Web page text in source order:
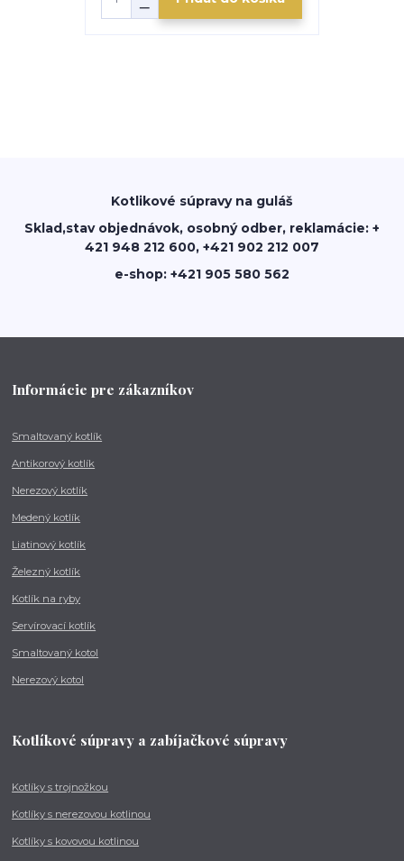
Kotlikové súpravy na guláš
Sklad,stav objednávok, osobný odber, reklamácie: +
421 948 212 600, +421 902 212 007
e-shop: +421 905 580 562
Informácie pre zákazníkov
Smaltovaný kotlík
Antikorový kotlík
Nerezový kotlík
Medený kotlík
Liatinový kotlík
Železný kotlík
Kotlík na ryby
Servírovací kotlík
Smaltovaný kotol
Nerezový kotol
Kotlíkové súpravy a zabíjačkové súpravy
Kotlíky s trojnožkou
Kotlíky s nerezovou kotlinou
Kotlíky s kovovou kotlinou